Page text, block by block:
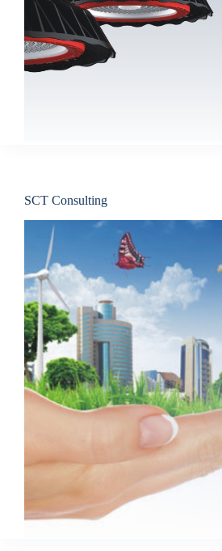
SCT Consulting